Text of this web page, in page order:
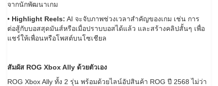
จากนักพัฒนาเกม
• Highlight Reels: AI จะจับภาพช่วงเวลาสำคัญของเกม เช่น การ
ต่อสู้กับบอสสุดมันส์หรือเมื่อปราบบอสได้แล้ว และสร้างคลิปสั้นๆ เพื่อ
แชร์ให้เพื่อนหรือโพสต์บนโซเชียล
สัมผัส ROG Xbox Ally ด้วยตัวเอง
ROG Xbox Ally ทั้ง 2 รุ่น พร้อมด้วยไลน์อัปสินค้า ROG ปี 2568 ไม่ว่า